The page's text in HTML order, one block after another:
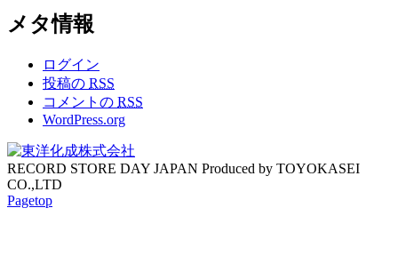
メタ情報
ログイン
投稿の RSS
コメントの RSS
WordPress.org
RECORD STORE DAY JAPAN Produced by TOYOKASEI
CO.,LTD
Pagetop